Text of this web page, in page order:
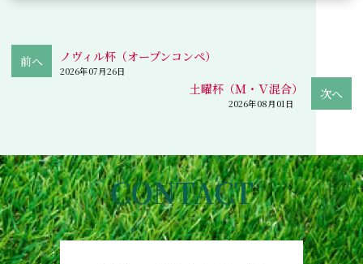
ノヴィル杯（オープンコンペ）
2026年07月26日
土曜杯（Ｍ・Ｖ混合）
2026年08月01日
CONTACT